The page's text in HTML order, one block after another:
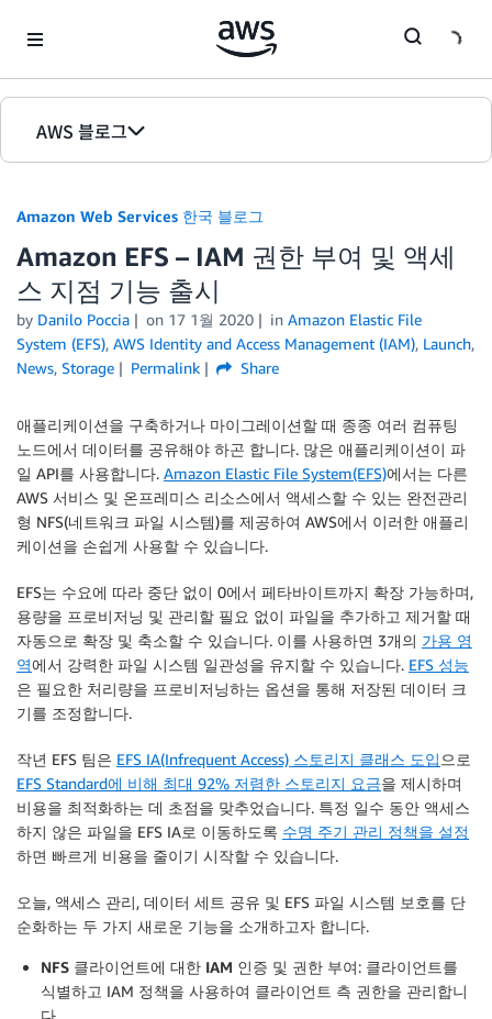
AWS 블로그
홈
에디션
Amazon Web Services 한국 블로그
Amazon EFS – IAM 권한 부여 및 액세
스 지점 기능 출시
by Danilo Poccia on 17 1월 2020 in Amazon Elastic File
System (EFS), AWS Identity and Access Management (IAM), Launch,
News, Storage Permalink Share
애플리케이션을 구축하거나 마이그레이션할 때 종종 여러 컴퓨팅
노드에서 데이터를 공유해야 하곤 합니다. 많은 애플리케이션이 파
일 API를 사용합니다. Amazon Elastic File System(EFS)에서는 다른
AWS 서비스 및 온프레미스 리소스에서 액세스할 수 있는 완전관리
형 NFS(네트워크 파일 시스템)를 제공하여 AWS에서 이러한 애플리
케이션을 손쉽게 사용할 수 있습니다.
EFS는 수요에 따라 중단 없이 0에서 페타바이트까지 확장 가능하며,
용량을 프로비저닝 및 관리할 필요 없이 파일을 추가하고 제거할 때
자동으로 확장 및 축소할 수 있습니다. 이를 사용하면 3개의 가용 영
역에서 강력한 파일 시스템 일관성을 유지할 수 있습니다. EFS 성능
은 필요한 처리량을 프로비저닝하는 옵션을 통해 저장된 데이터 크
기를 조정합니다.
작년 EFS 팀은 EFS IA(Infrequent Access) 스토리지 클래스 도입 으로
EFS Standard에 비해 최대 92% 저렴한 스토리지 요금을 제시하며
비용을 최적화하는 데 초점을 맞추었습니다. 특정 일수 동안 액세스
하지 않은 파일을 EFS IA로 이동하도록 수명 주기 관리 정책을 설정
하면 빠르게 비용을 줄이기 시작할 수 있습니다.
오늘, 액세스 관리, 데이터 세트 공유 및 EFS 파일 시스템 보호를 단
순화하는 두 가지 새로운 기능을 소개하고자 합니다.
NFS 클라이언트에 대한 IAM 인증 및 권한 부여: 클라이언트를
식별하고 IAM 정책을 사용하여 클라이언트 측 권한을 관리합니
다.